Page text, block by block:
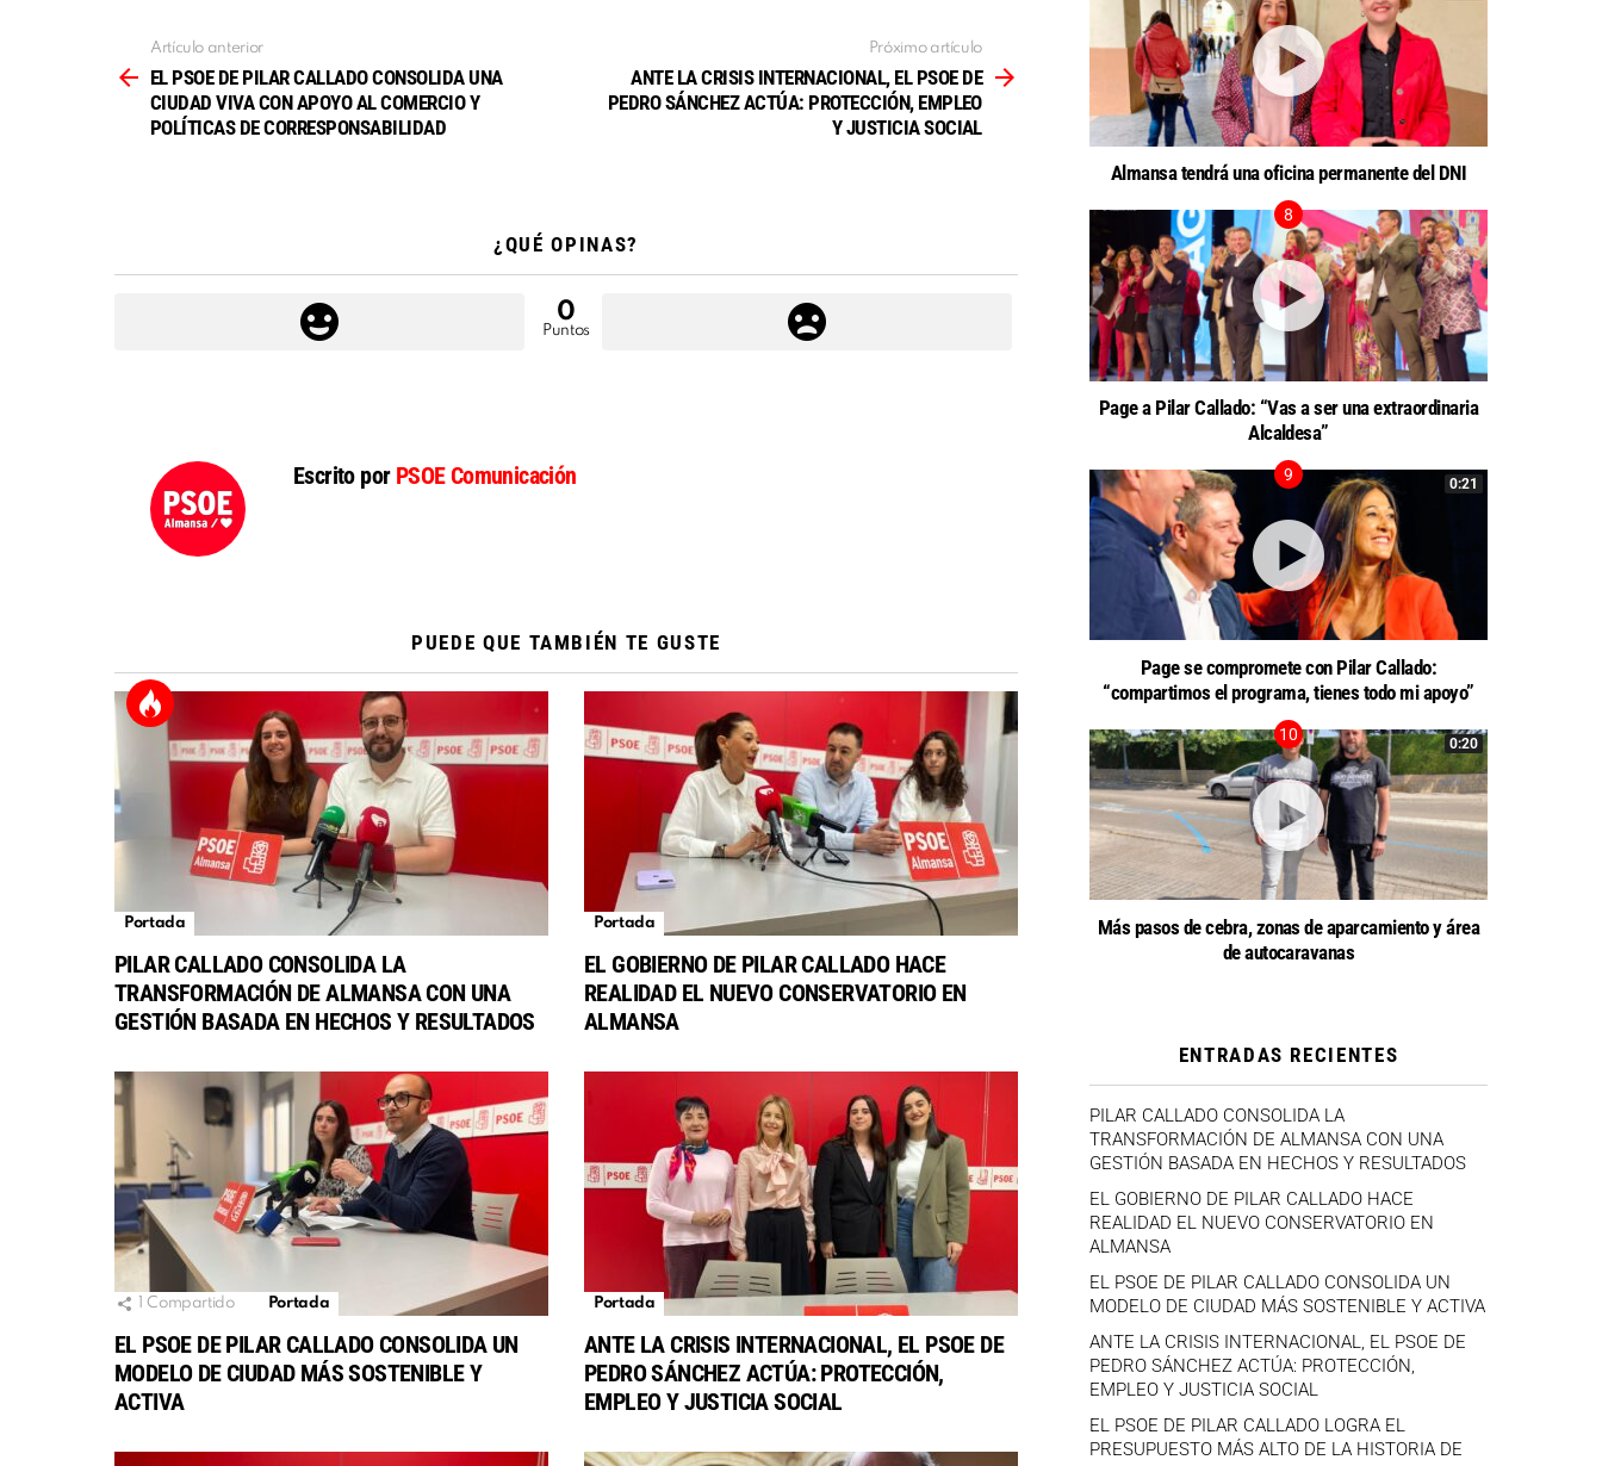
más
Artículo anterior
EL PSOE DE PILAR CALLADO CONSOLIDA UNA
CIUDAD VIVA CON APOYO AL COMERCIO Y
POLÍTICAS DE CORRESPONSABILIDAD
Próximo artículo
ANTE LA CRISIS INTERNACIONAL, EL PSOE DE
PEDRO SÁNCHEZ ACTÚA: PROTECCIÓN, EMPLEO
Y JUSTICIA SOCIAL
¿QUÉ OPINAS?
0
Puntos
Escrito por PSOE Comunicación
PUEDE QUE TAMBIÉN TE GUSTE
Portada
PILAR CALLADO CONSOLIDA LA
TRANSFORMACIÓN DE ALMANSA CON UNA
GESTIÓN BASADA EN HECHOS Y RESULTADOS
Portada
EL GOBIERNO DE PILAR CALLADO HACE
REALIDAD EL NUEVO CONSERVATORIO EN
ALMANSA
Compartido Portada
EL PSOE DE PILAR CALLADO CONSOLIDA UN
MODELO DE CIUDAD MÁS SOSTENIBLE Y
ACTIVA
Portada
ANTE LA CRISIS INTERNACIONAL, EL PSOE DE
PEDRO SÁNCHEZ ACTÚA: PROTECCIÓN,
EMPLEO Y JUSTICIA SOCIAL
Almansa tendrá una oficina permanente del DNI
Page a Pilar Callado: “Vas a ser una extraordinaria
Alcaldesa”
0:21
Page se compromete con Pilar Callado:
“compartimos el programa, tienes todo mi apoyo”
0:20
Más pasos de cebra, zonas de aparcamiento y área
de autocaravanas
ENTRADAS RECIENTES
PILAR CALLADO CONSOLIDA LA
TRANSFORMACIÓN DE ALMANSA CON UNA
GESTIÓN BASADA EN HECHOS Y RESULTADOS
EL GOBIERNO DE PILAR CALLADO HACE
REALIDAD EL NUEVO CONSERVATORIO EN
ALMANSA
EL PSOE DE PILAR CALLADO CONSOLIDA UN
MODELO DE CIUDAD MÁS SOSTENIBLE Y ACTIVA
ANTE LA CRISIS INTERNACIONAL, EL PSOE DE
PEDRO SÁNCHEZ ACTÚA: PROTECCIÓN,
EMPLEO Y JUSTICIA SOCIAL
EL PSOE DE PILAR CALLADO LOGRA EL
PRESUPUESTO MÁS ALTO DE LA HISTORIA DE